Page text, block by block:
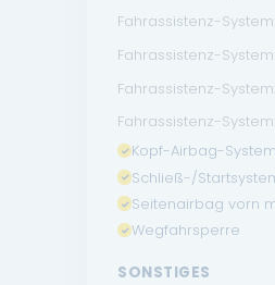
Fahrassistenz-
Fahrassistenz-
Fahrassistenz-
Fahrassistenz-
Kopf-Airbag-System
Schließ-/
Seitenairbag vorn
Wegfahrsperre
SONSTIGES